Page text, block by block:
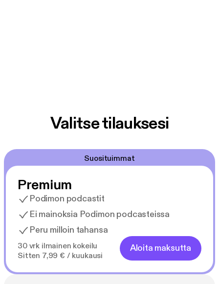
Valitse tilauksesi
Suosituimmat
Premium
Podimon podcastit
Ei mainoksia Podimon podcasteissa
Peru milloin tahansa
30 vrk ilmainen kokeilu
Sitten 7,99 € / kuukausi
Aloita maksutta